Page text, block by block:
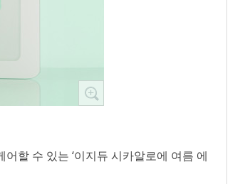
할 수 있는 ‘이지듀 시카알로에 여름 에